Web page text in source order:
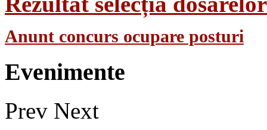
Anunt concurs ocupare posturi
Evenimente
Prev Next